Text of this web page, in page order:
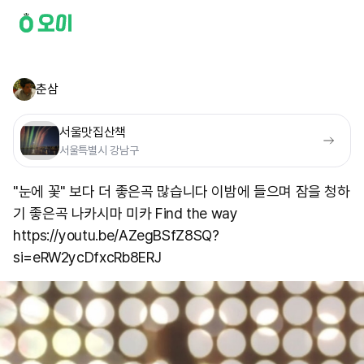
춘삼
서울맛집산책
서울특별시 강남구
"눈에 꽃" 보다 더 좋은곡 많습니다 이밤에 들으며 잠을 청하
기 좋은곡 나카시마 미카 Find the way
https://youtu.be/AZegBSfZ8SQ?
si=eRW2ycDfxcRb8ERJ ​